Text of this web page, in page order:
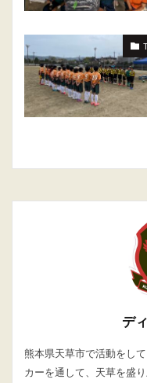
デ
熊本県天草市で活動をし
カーを通して、天草を盛